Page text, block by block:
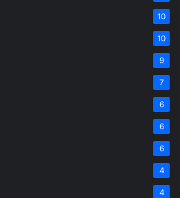
10
10
9
7
6
6
6
4
4